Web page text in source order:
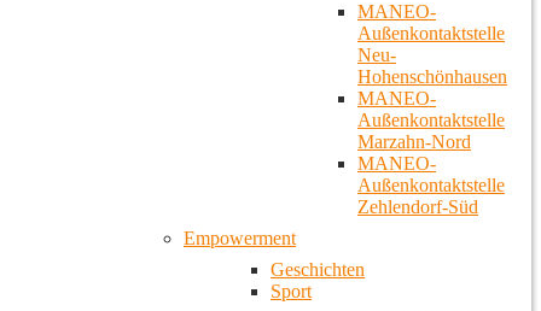
MANEO-
Außenkontaktstelle
Neu-
Hohenschönhausen
MANEO-
Außenkontaktstelle
Marzahn-Nord
MANEO-
Außenkontaktstelle
Zehlendorf-Süd
Empowerment
Geschichten
Sport